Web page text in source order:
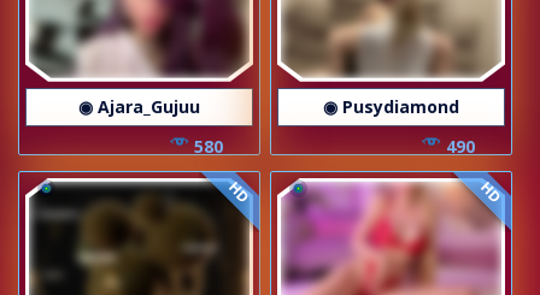
◉ Ajara_Gujuu
580
◉ Pusydiamond
490
HD HD